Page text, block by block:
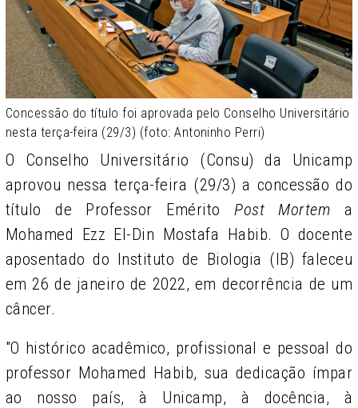
Concessão do título foi aprovada pelo Conselho Universitário
nesta terça-feira (29/3) (foto: Antoninho Perri)
O Conselho Universitário (Consu) da Unicamp
aprovou nessa terça-feira (29/3) a concessão do
título de Professor EméritoPost Mortem a
Mohamed Ezz El-Din Mostafa Habib. O docente
aposentado do Instituto de Biologia (IB) faleceu
em 26 de janeiro de 2022, em decorrência de um
câncer.
"O histórico acadêmico, profissional e pessoal do
professor Mohamed Habib, sua dedicação ímpar
ao nosso país, à Unicamp, à docência, à